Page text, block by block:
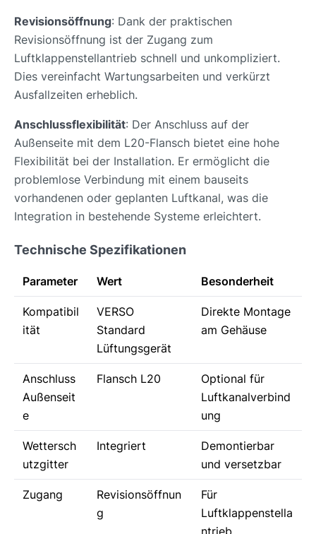
Revisionsöffnung: Dank der praktischen
Revisionsöffnung ist der Zugang zum
Luftklappenstellantrieb schnell und unkompliziert.
Dies vereinfacht Wartungsarbeiten und verkürzt
Ausfallzeiten erheblich.
Anschlussflexibilität: Der Anschluss auf der
Außenseite mit dem L20-Flansch bietet eine hohe
Flexibilität bei der Installation. Er ermöglicht die
problemlose Verbindung mit einem bauseits
vorhandenen oder geplanten Luftkanal, was die
Integration in bestehende Systeme erleichtert.
Technische Spezifikationen
Parameter Wert Besonderheit
Kompatibil
ität
VERSO
Standard
Lüftungsgerät
Direkte Montage
am Gehäuse
Anschluss
Außenseit
e
Flansch L20
Optional für
Luftkanalverbind
ung
Wettersch
utzgitter
Integriert
Demontierbar
und versetzbar
Zugang
Revisionsöffnun
g
Für
Luftklappenstella